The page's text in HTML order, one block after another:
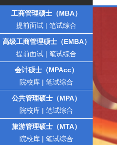
工商管理硕士（MBA）
提前面试 | 笔试综合
高级工商管理硕士（EMBA）
提前面试 | 笔试综合
会计硕士（MPAcc）
院校库 | 笔试综合
公共管理硕士（MPA）
院校库 | 笔试综合
旅游管理硕士（MTA）
院校库 | 笔试综合